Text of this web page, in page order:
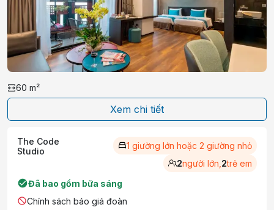
60 m²
Xem chi tiết
The Code
Studio
1 giường lớn hoặc 2 giường nhỏ
2người lớn, 2trẻ em
Đã bao gồm bữa sáng
Chính sách báo giá đoàn